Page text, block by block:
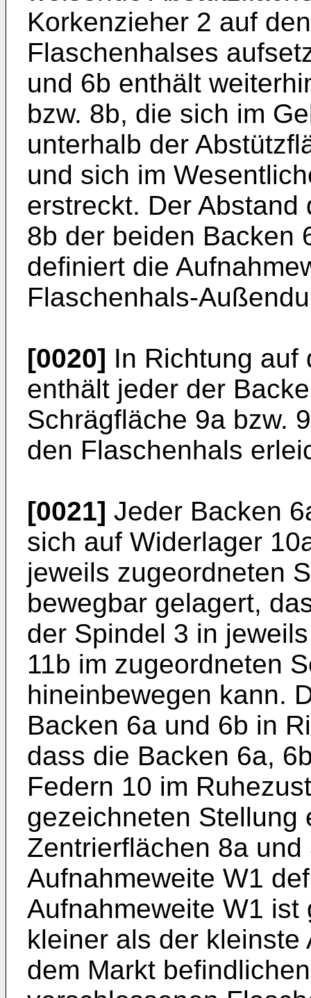
Korkenzieher 2 auf
Flaschenhalses
und 6b enthält
bzw. 8b, die sich im
unterhalb der
und sich im
erstreckt. Der
8b der beiden Backen
definiert die
Flaschenhals-
[0020] In Richtung auf
enthält jeder der
Schrägfläche 9a bzw.
den Flaschenhals
[0021] Jeder Backen
sich auf Widerlager
jeweils zugeordneten
bewegbar gelagert,
der Spindel 3 in
11b im zugeordneten
hineinbewegen kann.
Backen 6a und 6b in
dass die Backen 6a,
Federn 10 im
gezeichneten Stellung
Zentrierflächen 8a
Aufnahmeweite W1
Aufnahmeweite W1
kleiner als der
dem Markt